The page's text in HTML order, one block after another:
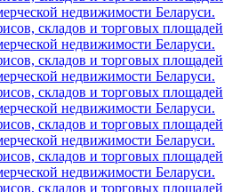
недвижимости Беларуси.
складов и торговых площадей
недвижимости Беларуси.
складов и торговых площадей
недвижимости Беларуси.
складов и торговых площадей
недвижимости Беларуси.
складов и торговых площадей
недвижимости Беларуси.
складов и торговых площадей
недвижимости Беларуси.
складов и торговых площадей